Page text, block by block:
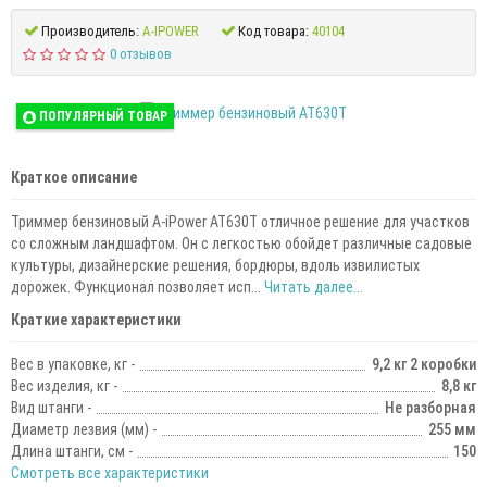
Производитель: A-IPOWER Код товара: 40104
0 отзывов
ПОПУЛЯРНЫЙ ТОВАР
Краткое описание
Триммер бензиновый A-iPower AT630T отличное решение для участков
со сложным ландшафтом. Он с легкостью обойдет различные садовые
культуры, дизайнерские решения, бордюры, вдоль извилистых
дорожек. Функционал позволяет исп... Читать далее...
Краткие характеристики
Вес в упаковке, кг -
9,2 кг 2 коробки
Вес изделия, кг -
8,8 кг
Вид штанги -
Не разборная
Диаметр лезвия (мм) -
255 мм
Длина штанги, см -
150
Смотреть все характеристики